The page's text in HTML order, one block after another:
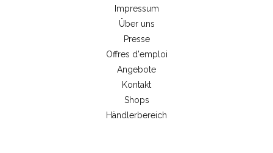
Impressum
Über uns
Presse
Offres d'emploi
Angebote
Kontakt
Shops
Händlerbereich